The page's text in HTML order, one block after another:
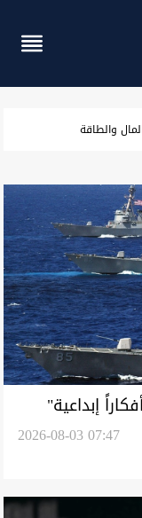
إبداعية"
2026-08-03 07:47